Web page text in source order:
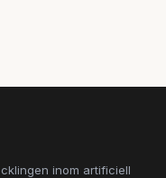
inom artificiell